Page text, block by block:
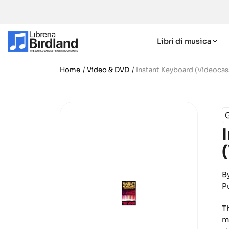
Libri di musica
Home Video & DVD Instant Keyboard